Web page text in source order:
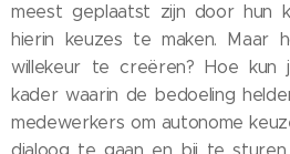
meest geplaatst zijn door hun
hierin keuzes te maken. Maar
willekeur te creëren? Hoe kun
kader waarin de bedoeling
medewerkers om autonome